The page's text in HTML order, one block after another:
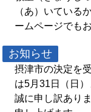
（あ）いてい
ームページでも
お知らせ
摂津市の決定を
は5月31日（日
誠に申し訳あり